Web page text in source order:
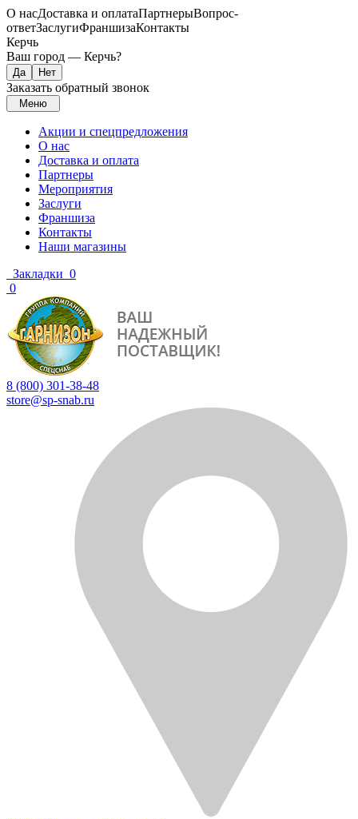
О насДоставка и оплатаПартнерыВопрос-
ответЗаслугиФраншизаКонтакты
Керчь
Ваш город — Керчь?
Заказать обратный звонок
Меню
Акции и спецпредложения
О нас
Доставка и оплата
Партнеры
Мероприятия
Заслуги
Франшиза
Контакты
Наши магазины
Закладки 0
0
8 (800) 301-38-48
store@sp-snab.ru